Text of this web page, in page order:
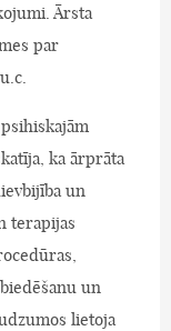
Ārsta
par
ka ārprāta
un
terapijas
un
lietoja